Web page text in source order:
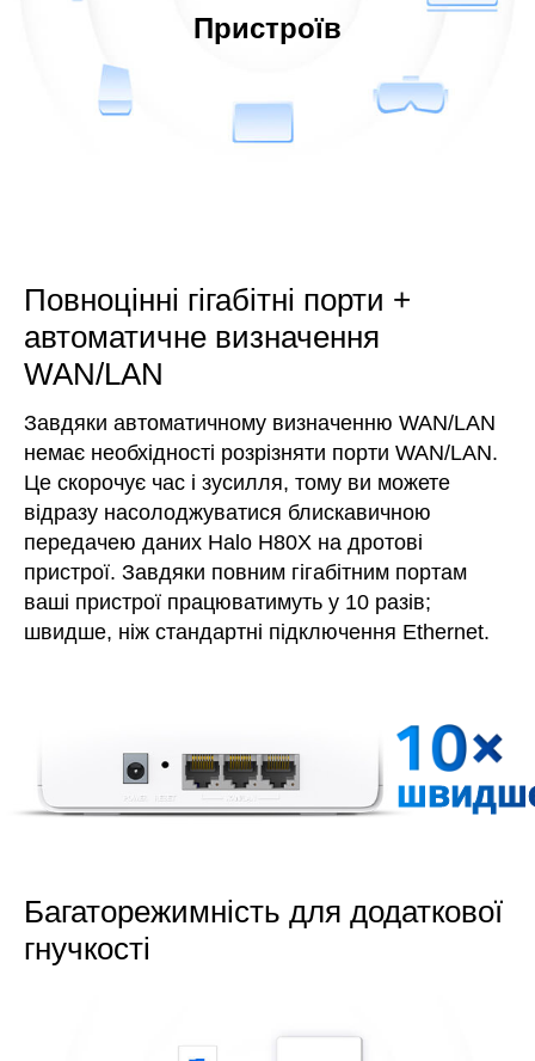
Пристроїв
Повноцінні гігабітні порти +
автоматичне визначення
WAN/LAN
Завдяки автоматичному визначенню WAN/LAN
немає необхідності розрізняти порти WAN/LAN.
Це скорочує час і зусилля, тому ви можете
відразу насолоджуватися блискавичною
передачею даних Halo H80X на дротові
пристрої. Завдяки повним гігабітним портам
ваші пристрої працюватимуть у 10 разів;
швидше, ніж стандартні підключення Ethernet.
Багаторежимність для додаткової
гнучкості